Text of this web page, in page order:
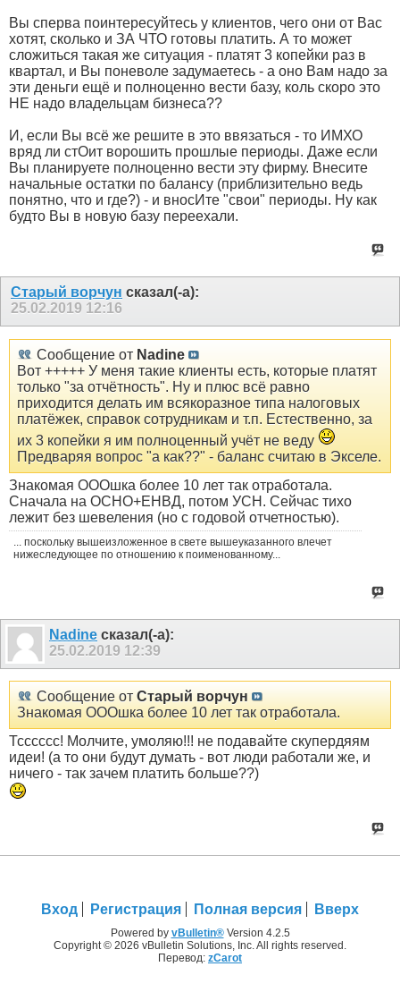
Вы сперва поинтересуйтесь у клиентов, чего они от Вас
хотят, сколько и ЗА ЧТО готовы платить. А то может
сложиться такая же ситуация - платят 3 копейки раз в
квартал, и Вы поневоле задумаетесь - а оно Вам надо за
эти деньги ещё и полноценно вести базу, коль скоро это
НЕ надо владельцам бизнеса??
И, если Вы всё же решите в это ввязаться - то ИМХО
вряд ли стОит ворошить прошлые периоды. Даже если
Вы планируете полноценно вести эту фирму. Внесите
начальные остатки по балансу (приблизительно ведь
понятно, что и где?) - и вносИте "свои" периоды. Ну как
будто Вы в новую базу переехали.
Старый ворчун сказал(-а):
25.02.2019 12:16
Сообщение от Nаdine
Вот +++++ У меня такие клиенты есть, которые платят
только "за отчётность". Ну и плюс всё равно
приходится делать им всякоразное типа налоговых
платёжек, справок сотрудникам и т.п. Естественно, за
их 3 копейки я им полноценный учёт не веду
Предваряя вопрос "а как??" - баланс считаю в Экселе.
Знакомая ОООшка более 10 лет так отработала.
Сначала на ОСНО+ЕНВД, потом УСН. Сейчас тихо
лежит без шевеления (но с годовой отчетностью).
... поскольку вышеизложенное в свете вышеуказанного влечет
нижеследующее по отношению к поименованному...
Nаdine сказал(-а):
25.02.2019 12:39
Сообщение от Старый ворчун
Знакомая ОООшка более 10 лет так отработала.
Тсссссс! Молчите, умоляю!!! не подавайте скупердяям
идеи! (а то они будут думать - вот люди работали же, и
ничего - так зачем платить больше??)
Вход Регистрация Полная версия Вверх
Powered by vBulletin®Version 4.2.5
Copyright © 2026 vBulletin Solutions, Inc. All rights reserved.
Перевод: zCarot